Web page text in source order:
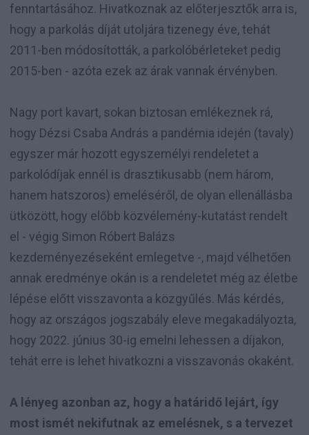
fenntartásához. Hivatkoznak az előterjesztők arra is,
hogy a parkolás díját utoljára tizenegy éve, tehát
2011-ben módosították, a parkolóbérleteket pedig
2015-ben - azóta ezek az árak vannak érvényben.
Nagy port kavart, sokan biztosan emlékeznek rá,
hogy Dézsi Csaba András a pandémia idején (tavaly)
egyszer már hozott egyszemélyi rendeletet a
parkolódíjak ennél is drasztikusabb (nem három,
hanem hatszoros) emeléséről, de olyan ellenállásba
ütközött, hogy előbb közvélemény-kutatást rendelt
el - végig Simon Róbert Balázs
kezdeményezéseként emlegetve -, majd vélhetően
annak eredménye okán is a rendeletet még az életbe
lépése előtt visszavonta a közgyűlés. Más kérdés,
hogy az országos jogszabály eleve megakadályozta,
hogy 2022. június 30-ig emelni lehessen a díjakon,
tehát erre is lehet hivatkozni a visszavonás okaként.
A lényeg azonban az, hogy a határidő lejárt, így
most ismét nekifutnak az emelésnek, s a tervezet